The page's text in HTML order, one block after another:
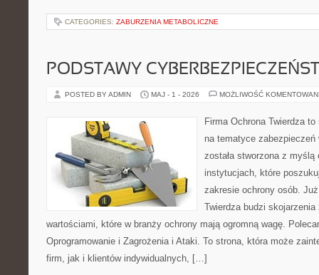
CATEGORIES: ZABURZENIA METABOLICZNE
PODSTAWY
POSTED BY ADMIN MAJ - 1 - 2026 MOŻLIWOŚĆ
Firma Ochrona Twierdza
na tematyce
została stworzona z
instytucjach, które
zakresie ochrony osób.
Twierdza budzi
wartościami, które w branży ochrony mają ogromną wagę.
Oprogramowanie i Zagrożenia i Ataki. To strona, która może
firm, jak i klientów indywidualnych, […]